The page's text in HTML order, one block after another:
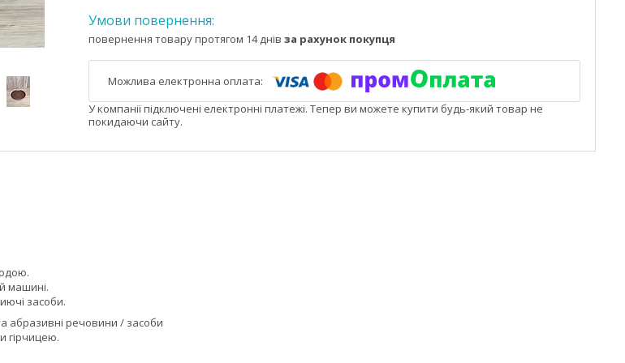
повернення товару протягом 14 днів за рахунок покупця
У компанії підключені електронні платежі. Тепер ви можете купити будь-який товар не
покидаючи сайту.
машині.
засоби.
абразивні речовини / засоби
гірчицею.